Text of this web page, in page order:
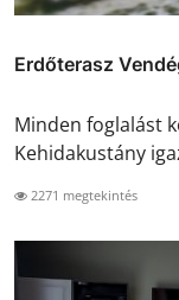
Erdőterasz
Minden foglalást
Kehidakustány
2271 megtekintés